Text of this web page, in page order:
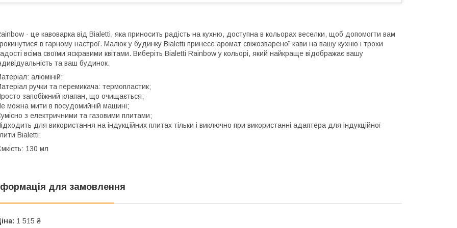
- це кавоварка від Bialetti, яка приносить радість на кухню, доступна в кольорах веселки, щоб допомогти вам
в гарному настрої. Малюк у будинку Bialetti принесе аромат свіжозвареної кави на вашу кухню і трохи
всіма своїми яскравими квітами. Виберіть Bialetti Rainbow у кольорі, який найкраще відображає вашу
та ваш будинок.
алюміній;
ручки та перемикача: термопластик;
запобіжний клапан, що очищається;
можна мити в посудомийній машині;
з електричними та газовими плитами;
для використання на індукційних плитах тільки і виключно при використанні адаптера для індукційної
Bialetti;
130 мл
для замовлення
1 515 ₴